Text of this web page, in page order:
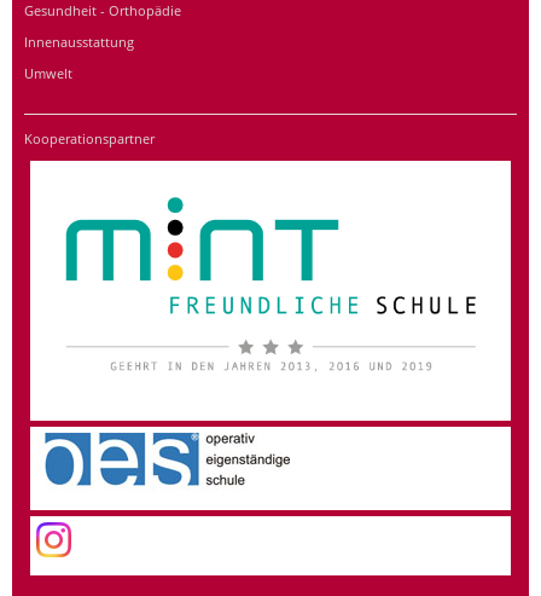
Gesundheit - Orthopädie
Innenausstattung
Umwelt
Kooperationspartner